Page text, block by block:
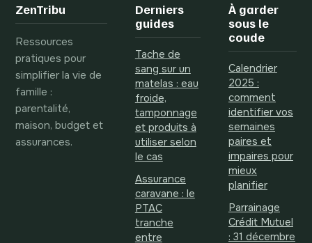
ZenTribu
Ressources
pratiques pour
simplifier la vie de
famille :
parentalité,
maison, budget et
assurances.
Derniers
guides
Tache de
sang sur un
matelas : eau
froide,
tamponnage
et produits à
utiliser selon
le cas
Assurance
caravane : le
PTAC
tranche
entre
À garder
sous le
coude
Calendrier
2025 :
comment
identifier vos
semaines
paires et
impaires pour
mieux
planifier
Parrainage
Crédit Mutuel
: 31 décembre